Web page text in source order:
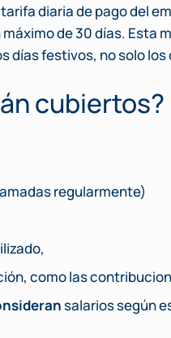
diaria de pago del
de 30 días. Esta
días festivos, no solo
cubiertos?
regularmente)
como las
salarios según